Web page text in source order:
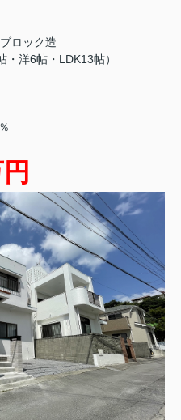
ロック造
洋6帖・LDK13帖）